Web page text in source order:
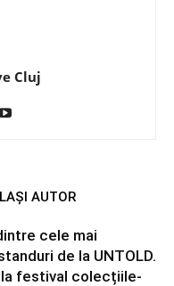
Cluj
AUTOR
cele mai
de la UNTOLD.
festival colecțiile-